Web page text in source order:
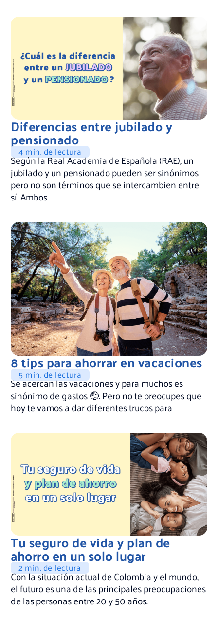
Diferencias entre jubilado y
pensionado
4 min. de lectura
Según la Real Academia de Española (RAE), un
jubilado y un pensionado pueden ser sinónimos
pero no son términos que se intercambien entre
sí. Ambos
8 tips para ahorrar en vacaciones
5 min. de lectura
Se acercan las vacaciones y para muchos es
sinónimo de gastos 🤕. Pero no te preocupes que
hoy te vamos a dar diferentes trucos para
Tu seguro de vida y plan de
ahorro en un solo lugar
2 min. de lectura
Con la situación actual de Colombia y el mundo,
el futuro es una de las principales preocupaciones
de las personas entre 20 y 50 años.